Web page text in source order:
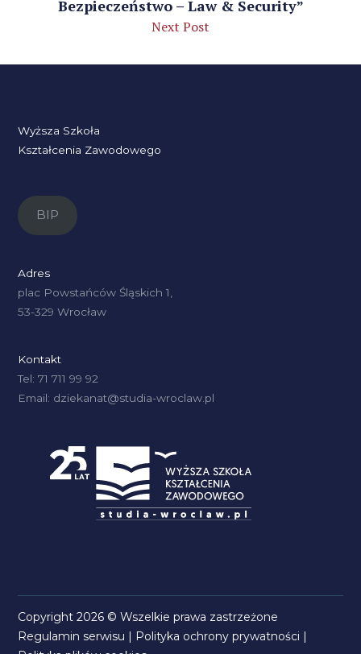
Bezpieczeństwo – Law & Security”
Next Post
Wyższa Szkoła
Kształcenia Zawodowego
BIP
Adres
plac Powstańców Śląskich 1,
53-329 Wrocław
Kontakt
Tel: 71 711 99 92
Email: dziekanat@studia-wroclaw.pl
Copyright 2026 © Wszelkie prawa zastrzeżone
Regulamin serwisu | Polityka ochrony prywatności |